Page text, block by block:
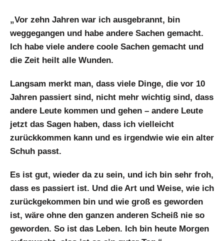
„Vor zehn Jahren war ich ausgebrannt, bin
weggegangen und habe andere Sachen gemacht.
Ich habe viele andere coole Sachen gemacht und
die Zeit heilt alle Wunden.
Langsam merkt man, dass viele Dinge, die vor 10
Jahren passiert sind, nicht mehr wichtig sind, dass
andere Leute kommen und gehen – andere Leute
jetzt das Sagen haben, dass ich vielleicht
zurückkommen kann und es irgendwie wie ein alter
Schuh passt.
Es ist gut, wieder da zu sein, und ich bin sehr froh,
dass es passiert ist. Und die Art und Weise, wie ich
zurückgekommen bin und wie groß es geworden
ist, wäre ohne den ganzen anderen Scheiß nie so
geworden. So ist das Leben. Ich bin heute Morgen